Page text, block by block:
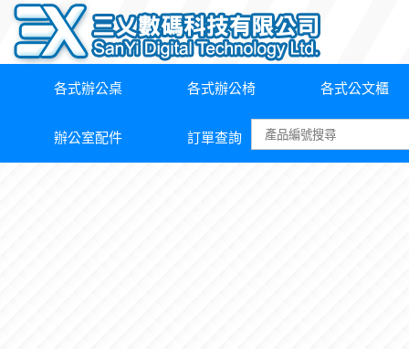
各式辦公桌 各式辦公椅 各式公文櫃
辦公室配件 訂單查詢